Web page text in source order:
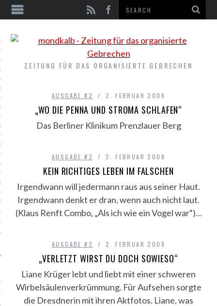
#9
#8
#7
#6
#5
#4
#3
#2
#1
ZEITUNG FÜR DAS ORGANISIERTE GEBRECHEN
AUSGABE #2 2. FEBRUAR 2008
„WO DIE PENNA UND STROMA SCHLAFEN“
Das Berliner Klinikum Prenzlauer Berg
AUSGABE #2 2. FEBRUAR 2008
KEIN RICHTIGES LEBEN IM FALSCHEN
Irgendwann will jedermann raus aus seiner Haut.
Irgendwann denkt er dran, wenn auch nicht laut.
(Klaus Renft Combo, „Als ich wie ein Vogel war“)…
AUSGABE #2 2. FEBRUAR 2008
„VERLETZT WIRST DU DOCH SOWIESO“
Liane Krüger lebt und liebt mit einer schweren
Wirbelsäulenverkrümmung. Für Aufsehen sorgte
die Dresdnerin mit ihren Aktfotos. Liane, was